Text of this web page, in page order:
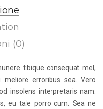
(0)
tibique consequat mel,
erroribus sea. Vero
insolens interpretaris nam.
eu tale porro cum. Sea ne